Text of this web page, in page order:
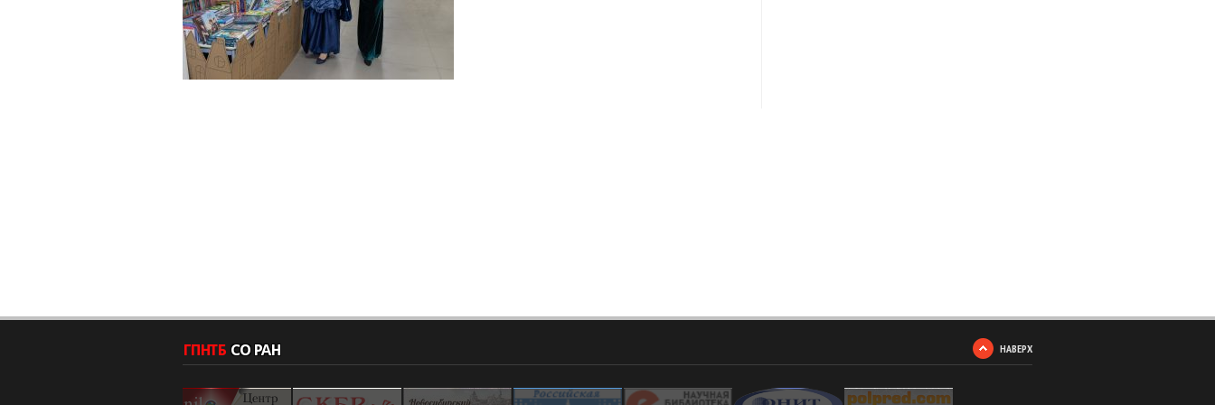
НАВЕРХ